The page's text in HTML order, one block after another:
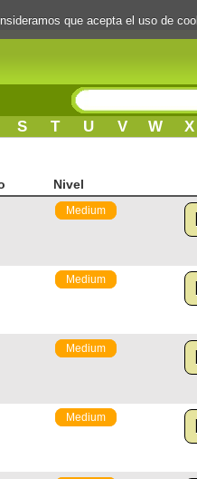
S T U V W X
Nivel
Medium
Medium
Medium
Medium
que acepta el uso de